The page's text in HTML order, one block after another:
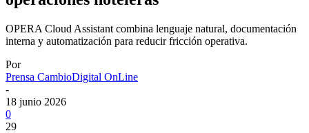
OPERA Cloud Assistant combina lenguaje natural, documentación
interna y automatización para reducir fricción operativa.
Por
Prensa CambioDigital OnLine
-
18 junio 2026
0
29